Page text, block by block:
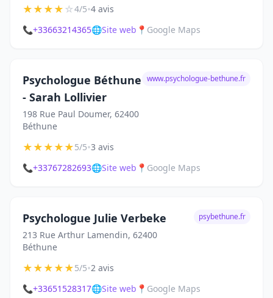
★★★★☆4/5•4 avis
📞+33663214365🌐Site web 📍 Google Maps
Psychologue Béthune
- Sarah Lollivier
198 Rue Paul Doumer, 62400
Béthune
www.psychologue-bethune.fr
★★★★★5/5•3 avis
📞+33767282693🌐Site web 📍 Google Maps
Psychologue Julie Verbeke
213 Rue Arthur Lamendin, 62400
Béthune
psybethune.fr
★★★★★5/5•2 avis
📞+33651528317🌐Site web 📍 Google Maps